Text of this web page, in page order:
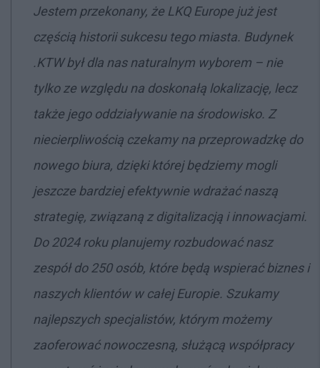
Jestem przekonany, że LKQ Europe już jest
częścią historii sukcesu tego miasta. Budynek
.KTW był dla nas naturalnym wyborem – nie
tylko ze względu na doskonałą lokalizację, lecz
także jego oddziaływanie na środowisko. Z
niecierpliwością czekamy na przeprowadzkę do
nowego biura, dzięki której będziemy mogli
jeszcze bardziej efektywnie wdrażać naszą
strategię, związaną z digitalizacją i innowacjami.
Do 2024 roku planujemy rozbudować nasz
zespół do 250 osób, które będą wspierać biznes i
naszych klientów w całej Europie. Szukamy
najlepszych specjalistów, którym możemy
zaoferować nowoczesną, służącą współpracy